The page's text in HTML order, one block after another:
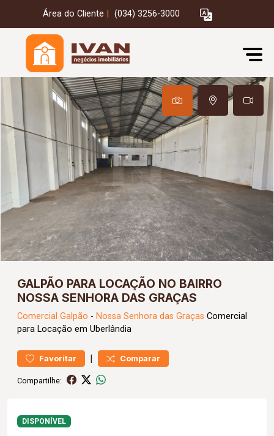
Área do Cliente (034) 3256-3000
GALPÃO PARA LOCAÇÃO NO BAIRRO
NOSSA SENHORA DAS GRAÇAS
Comercial Galpão - Nossa Senhora das Graças Comercial
para Locação em Uberlândia
Favoritar | Comparar
Compartilhe:
DISPONÍVEL